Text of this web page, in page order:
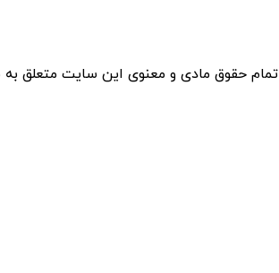
تمام حقوق مادی و معنوی این سایت متعلق